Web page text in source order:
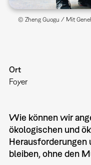
© Zheng Guogu / Mit
Ort
Foyer
Wie können wir
ökologischen und
Herausforderungen
bleiben, ohne den